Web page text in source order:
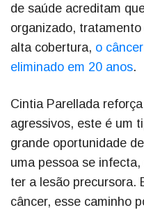
de saúde acreditam
organizado,
alta cobertura, o
eliminado em 20 anos.
Cintia Parellada
agressivos, este é um
grande oportunidade
uma pessoa se
ter a lesão precursora.
câncer, esse caminho